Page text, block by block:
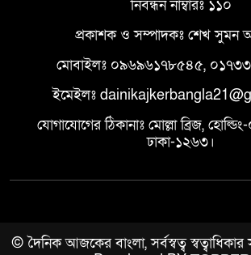
নিবন্ধন নাম্বারঃ ১১০
প্রকাশক ও সম্পাদকঃ শেখ সুমন
মোবাইলঃ ০৯৬৯৬১৭৮৫৪৫,
ইমেইলঃ
যোগাযোগের ঠিকানাঃ মোল্লা ব্রিজ, হোল্ডিং-
ঢাকা-১২৬৩।
© দৈনিক আজকের বাংলা, সর্বস্বত্ব